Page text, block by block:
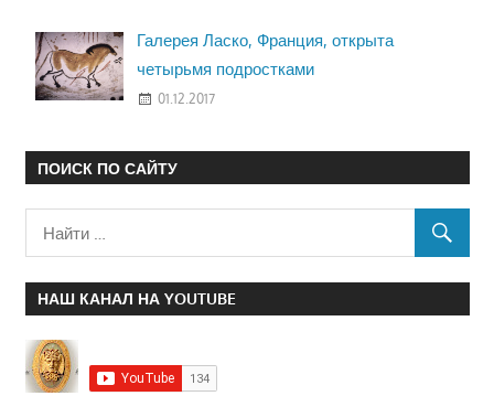
Галерея Ласко, Франция, открыта
четырьмя подростками
01.12.2017
ПОИСК ПО САЙТУ
НАШ КАНАЛ НА YOUTUBE